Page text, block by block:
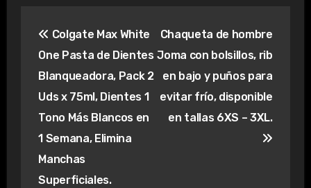
de
entradas
Colgate Max White
One Pasta de Dientes
Blanqueadora, Pack 2
Uds x 75ml, Dientes 1
Tono Más Blancos en
1 Semana, Elimina
Manchas
Superficiales.
Chaqueta de hombre
Joma con bolsillos, rib
en bajo y puños para
evitar frío, disponible
en tallas 6XS – 3XL.